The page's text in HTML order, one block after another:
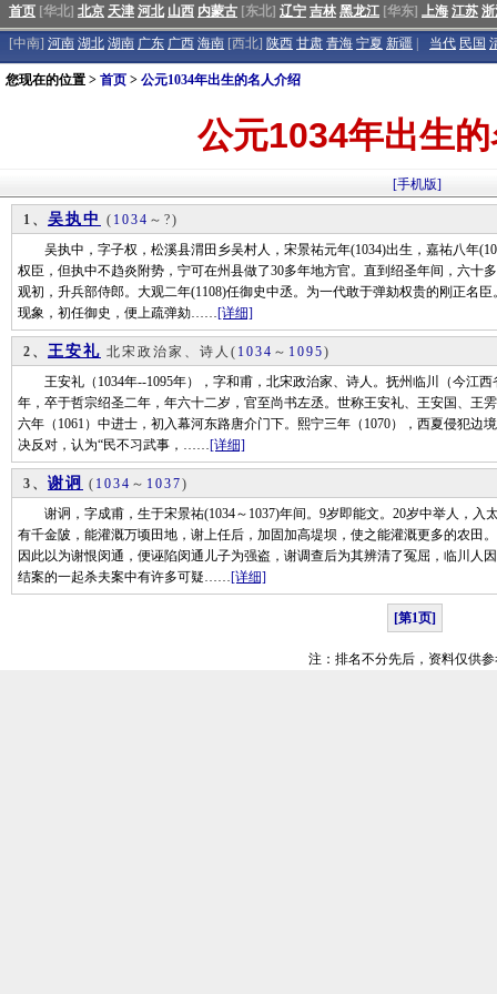
首页 [华北] 北京 天津 河北 山西 内蒙古 [东北] 辽宁 吉林 黑龙江 [华东] 上海 江苏
[中南] 河南 湖北 湖南 广东 广西 海南 [西北] 陕西 甘肃 青海 宁夏 新疆 当代 民国
您现在的位置 > 首页 > 公元1034年出生的名人介绍
公元1034年出生
[手机版]
1、 吴执中 ( 1034 ～?)
吴执中，字子权，松溪县渭田乡吴村人，宋景祐元年(1034)出生，嘉祐八年
权臣，但执中不趋炎附势，宁可在州县做了30多年地方官。直到绍圣年间，六十
观初，升兵部侍郎。大观二年(1108)任御史中丞。为一代敢于弹劾权贵的刚正名
现象，初任御史，便上疏弹劾……[详细]
2、 王安礼 北宋政治家、诗人 ( 1034 ～ 1095)
王安礼（1034年--1095年），字和甫，北宋政治家、诗人。抚州临川（今江西
年，卒于哲宗绍圣二年，年六十二岁，官至尚书左丞。世称王安礼、王安国、王
六年（1061）中进士，初入幕河东路唐介门下。熙宁三年（1070），西夏侵犯边
决反对，认为“民不习武事，……[详细]
3、 谢诇 ( 1034 ～ 1037)
谢诇，字成甫，生于宋景祐(1034～1037)年间。9岁即能文。20岁中举人，入
有千金陂，能灌溉万顷田地，谢上任后，加固加高堤坝，使之能灌溉更多的农田
因此以为谢恨闵通，便诬陷闵通儿子为强盗，谢调查后为其辨清了冤屈，临川人
结案的一起杀夫案中有许多可疑……[详细]
[第1页]
注：排名不分先后，资料仅供